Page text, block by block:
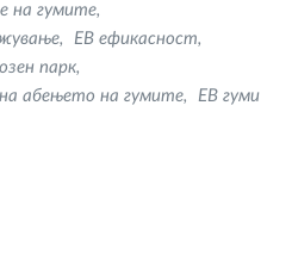
на гумите
ЕВ ефикасност
парк
абењето на гумите
ЕВ гуми